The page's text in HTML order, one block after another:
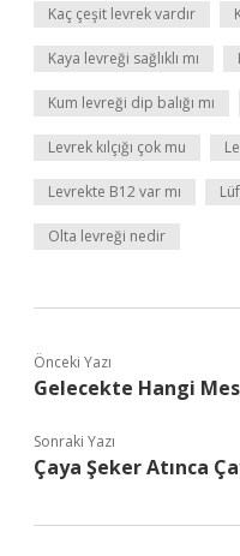
Kaç çeşit levrek vardır
Kaya levreği sağlıklı mı
Kum levreği dip balığı mı
Levrek kılçığı çok mu
Levrekte B12 var mı
Olta levreği nedir
Önceki Yazı
Gelecekte Hangi
Sonraki Yazı
Çaya Şeker Atınca